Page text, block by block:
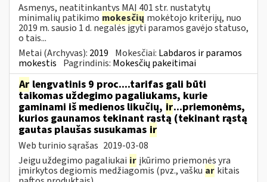
Asmenys, neatitinkantys MAĮ 401 str. nustatytų
minimalių patikimo mokesčių mokėtojo kriterijų, nuo
2019 m. sausio 1 d. negalės įgyti paramos gavėjo statuso,
o tais...
Metai (Archyvas): 2019 Mokesčiai: Labdaros ir paramos
mokestis Pagrindinis: Mokesčių pakeitimai
Ar lengvatinis 9 proc....tarifas gali būti
taikomas uždegimo pagaliukams, kurie
gaminami iš medienos likučių, ir...priemonėms,
kurios gaunamos tekinant rąstą (tekinant rąstą
gautas plaušas susukamas ir
Web turinio sąrašas 2019-03-08
Jeigu uždegimo pagaliukai ir įkūrimo priemonės yra
įmirkytos degiomis medžiagomis (pvz., vašku ar kitais